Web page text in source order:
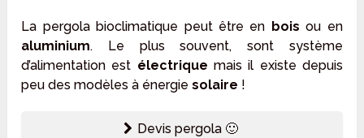
La pergola bioclimatique peut être en bois ou en
aluminium. Le plus souvent, sont système
d’alimentation est électrique mais il existe depuis
peu des modèles à énergiesolaire !
Devis pergola 🙂